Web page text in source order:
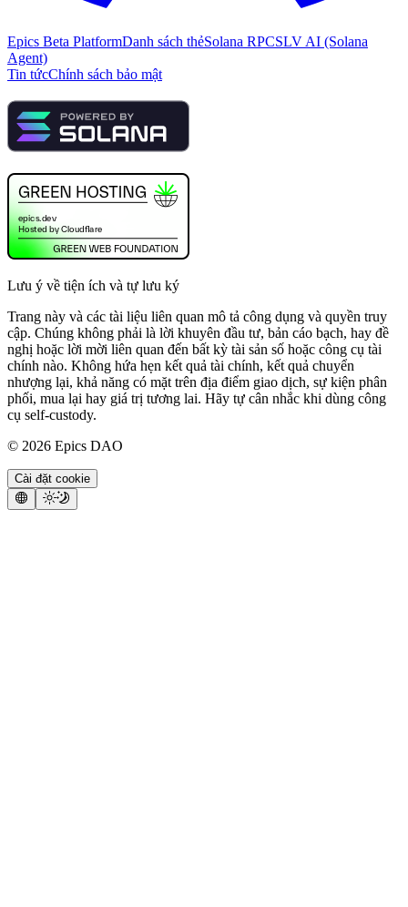
Epics Beta PlatformDanh sách thẻSolana RPCSLV AI (Solana
Agent)
Tin tứcChính sách bảo mật
Lưu ý về tiện ích và tự lưu ký
Trang này và các tài liệu liên quan mô tả công dụng và quyền truy
cập. Chúng không phải là lời khuyên đầu tư, bản cáo bạch, hay đề
nghị hoặc lời mời liên quan đến bất kỳ tài sản số hoặc công cụ tài
chính nào. Không hứa hẹn kết quả tài chính, kết quả chuyển
nhượng lại, khả năng có mặt trên địa điểm giao dịch, sự kiện phân
phối, mua lại hay giá trị tương lai. Hãy tự cân nhắc khi dùng công
cụ self-custody.
© 2026 Epics DAO
Cài đặt cookie